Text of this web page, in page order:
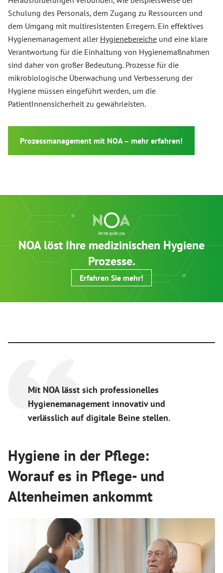
Schulung des Personals, dem Zugang zu Ressourcen und
dem Umgang mit multiresistenten Erregern. Ein effektives
Hygienemanagement aller Hygienebereiche und eine klare
Verantwortung für die Einhaltung von Hygienemaßnahmen
sind daher von großer Bedeutung. Prozesse für die
mikrobiologische Überwachung und Verbesserung der
Hygiene müssen eingeführt werden, um die
PatientInnensicherheit zu gewährleisten.
Prozessmanagement mit NOA – mehr erfahren!
NOA löst Ihre medizinischen Hygiene
Prozesse.
Erfahren Sie mehr!
Hygiene in der Pflege:
Worauf es in Pflege- und
Altenheimen ankommt
Mit NOA lässt sich professionelles
Hygienemanagement innovativ und
verlässlich auf digitale Beine stellen.